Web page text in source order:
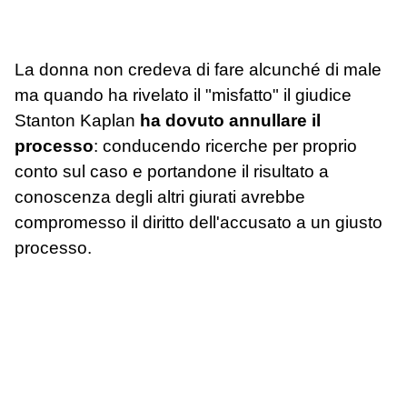
La donna non credeva di fare alcunché di male
ma quando ha rivelato il "misfatto" il giudice
Stanton Kaplan ha dovuto annullare il
processo: conducendo ricerche per proprio
conto sul caso e portandone il risultato a
conoscenza degli altri giurati avrebbe
compromesso il diritto dell'accusato a un giusto
processo.